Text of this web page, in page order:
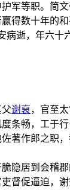
军等职。简文
得数十年的
病逝，年六十
谢裒，官至太
条畅，工于行
著作郎之职
隐居到会稽
督促逼迫，